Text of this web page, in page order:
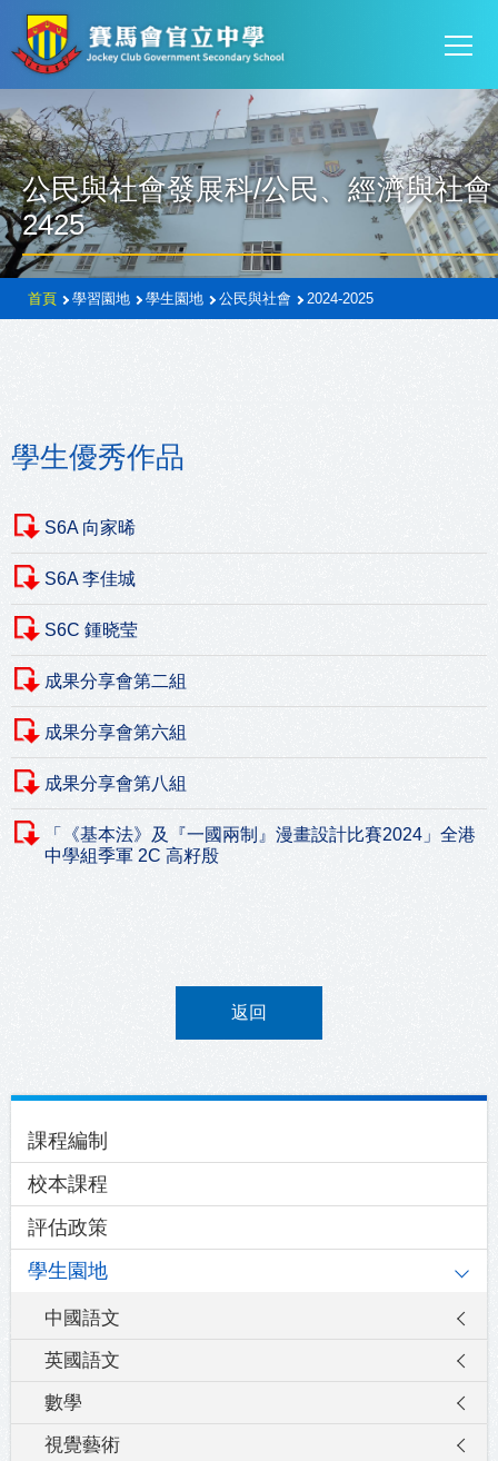
移至主內容
公民與社會發展科/公民、經濟與社會
2425
導
首頁 學習園地 學生園地 公民與社會 2024-2025
學生優秀作品
S6A 向家晞
S6A 李佳城
S6C 鍾晓莹
成果分享會第二組
成果分享會第六組
成果分享會第八組
「《基本法》及『一國兩制』漫畫設計比賽2024」全港
中學組季軍 2C 高籽殷
返回
navigation
課程編制
校本課程
評估政策
學生園地
中國語文
英國語文
數學
視覺藝術